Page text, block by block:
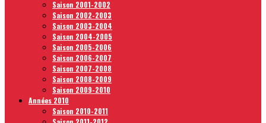
Saison 2001-2002
Saison 2002-2003
Saison 2003-2004
Saison 2004-2005
Saison 2005-2006
Saison 2006-2007
Saison 2007-2008
Saison 2008-2009
Saison 2009-2010
Années 2010
Saison 2010-2011